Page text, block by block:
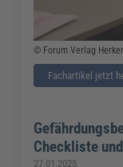
© Forum Verlag
Fachartikel jetzt
Checkliste
27.01.2025